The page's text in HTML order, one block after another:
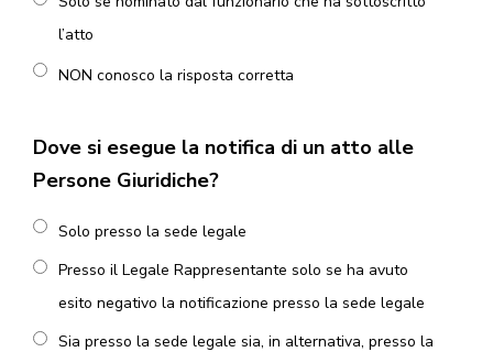
l’atto
NON conosco la risposta corretta
Dove si esegue la notifica di un atto alle
Persone Giuridiche?
Solo presso la sede legale
Presso il Legale Rappresentante solo se ha avuto
esito negativo la notificazione presso la sede legale
Sia presso la sede legale sia, in alternativa, presso la